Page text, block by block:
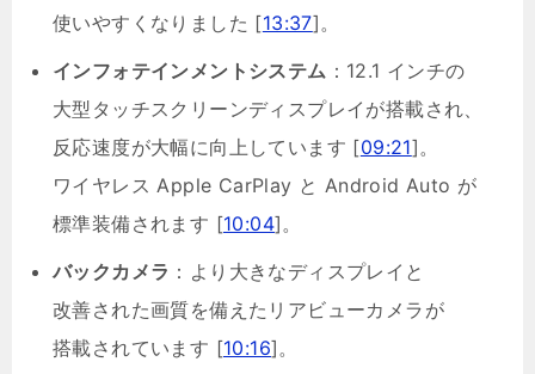
使いやすくなりました [13:37]。
インフォテインメントシステム ：12.1 インチの
大型タッチスクリーンディスプレイが搭載され、
反応速度が大幅に向上しています [09:21]。
ワイヤレス Apple CarPlay と Android Auto が
標準装備されます [10:04]。
バックカメラ ：より大きなディスプレイと
改善された画質を備えたリアビューカメラが
搭載されています [10:16]。